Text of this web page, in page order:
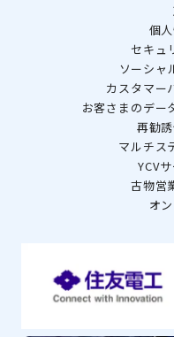
個
セキュ
ソーシャ
カスタマー
お客さまのデー
再勧
マルチス
YCV
古物営
オ